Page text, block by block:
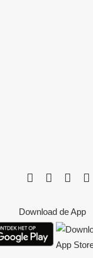
Download de App